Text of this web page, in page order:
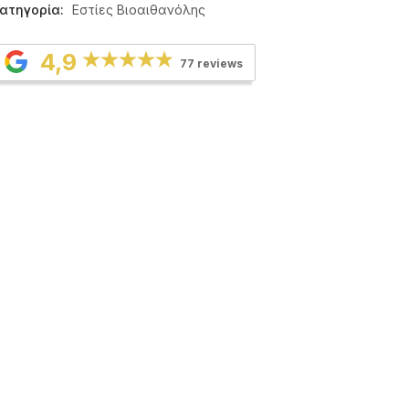
Εστίες Βιοαιθανόλης
4,9 77 reviews